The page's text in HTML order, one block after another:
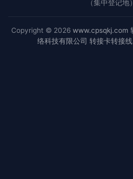
（集中登记地）
Copyright © 2026 www.cpsqkj.com
络科技有限公司 转接卡转接线